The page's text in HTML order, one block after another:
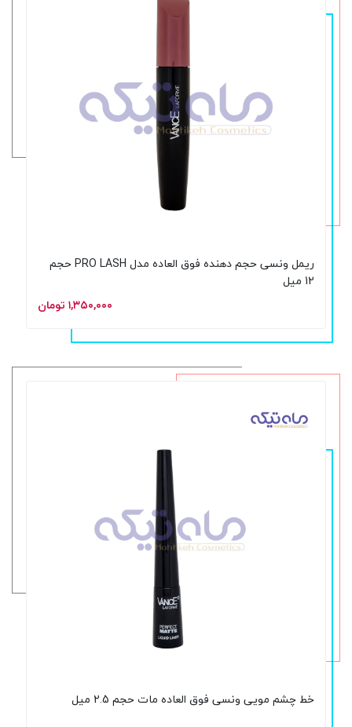
ریمل ونسی حجم دهنده فوق العاده مدل PRO LASH حجم
12 میل
۱,۳۵۰,۰۰۰ تومان
خط چشم مویی ونسی فوق العاده مات حجم 2.5 میل